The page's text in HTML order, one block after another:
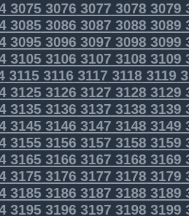
30753076307730783079
30853086308730883089
30953096309730983099
31053106310731083109
31153116311731183119
31253126312731283129
31353136313731383139
31453146314731483149
31553156315731583159
31653166316731683169
31753176317731783179
31853186318731883189
31953196319731983199